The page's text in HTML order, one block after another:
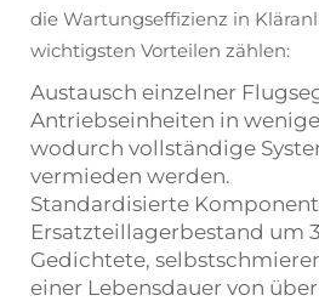
die Wartungseffizienz in
wichtigsten Vorteilen zählen:
Austausch einzelner
Antriebseinheiten in
wodurch vollständige
vermieden werden.
Standardisierte
Ersatzteillagerbestand um
Gedichtete,
einer Lebensdauer von